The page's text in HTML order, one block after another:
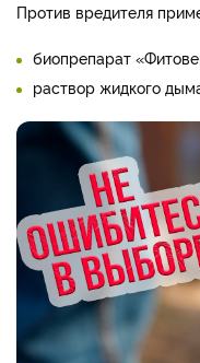
Против вредителя
биопрепарат
раствор жидкого